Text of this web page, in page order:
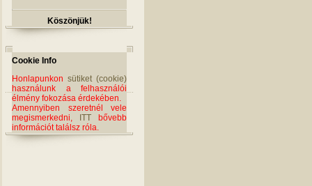
Köszönjük!
Cookie Info
Honlapunkon sütiket (cookie)
használunk a felhasználói
élmény fokozása érdekében.
Amennyiben szeretnél vele
megismerkedni,
ITT bővebb
információt találsz róla.